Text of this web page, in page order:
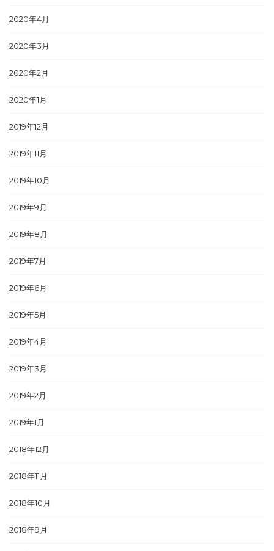
2020年4月
2020年3月
2020年2月
2020年1月
2019年12月
2019年11月
2019年10月
2019年9月
2019年8月
2019年7月
2019年6月
2019年5月
2019年4月
2019年3月
2019年2月
2019年1月
2018年12月
2018年11月
2018年10月
2018年9月